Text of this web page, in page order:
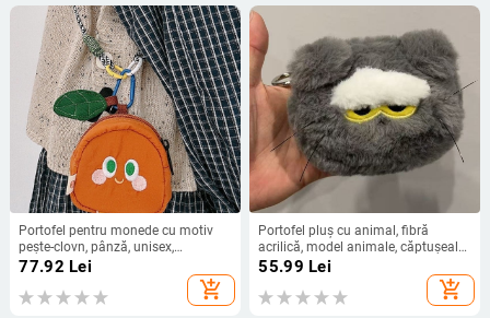
Portofel pentru monede cu motiv
pește-clovn, pânză, unisex,
primăvara 2025
77.92 Lei
add_shopping_cart
Portofel pluș cu animal, fibră
acrilică, model animale, căptușeală
din bumbac, unisex, toamnă 2022
55.99 Lei
add_shopping_cart